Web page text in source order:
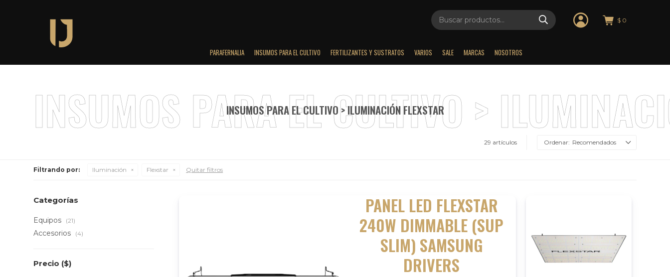
PARAFERNALIA INSUMOS PARA EL CULTIVO FERTILIZANTES Y SUSTRATOS VARIOS SALE MARCAS NOSOTROS
$ 0
INSUMOS PARA EL CULTIVO > ILUMINACIÓN FLEXSTAR
29 artículos Recomendados
Filtrando por: Iluminación Flexstar Quitar filtros
PANEL LED FLEXSTAR
240W DIMMABLE (SUP
SLIM) SAMSUNG
DRIVERS
Categorías
Equipos (21)
Accesorios (4)
Precio ($)